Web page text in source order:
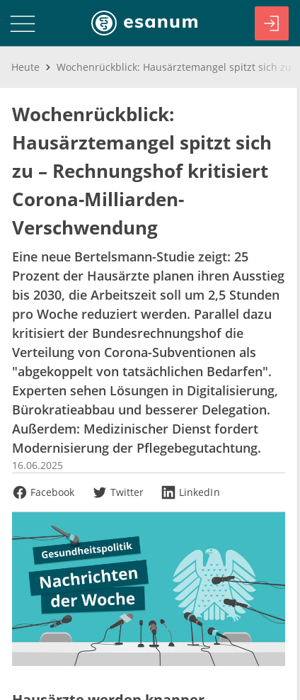
Heute
Wochenrückblick:
Hausärztemangel spitzt sich
zu – Rechnungshof kritisiert
Corona-Milliarden-
Verschwendung
Eine neue Bertelsmann-Studie zeigt: 25
Prozent der Hausärzte planen ihren Ausstieg
bis 2030, die Arbeitszeit soll um 2,5 Stunden
pro Woche reduziert werden. Parallel dazu
kritisiert der Bundesrechnungshof die
Verteilung von Corona-Subventionen als
"abgekoppelt von tatsächlichen Bedarfen".
Experten sehen Lösungen in Digitalisierung,
Bürokratieabbau und besserer Delegation.
Außerdem: Medizinischer Dienst fordert
Modernisierung der Pflegebegutachtung.
16.06.2025
Facebook
Twitter LinkedIn